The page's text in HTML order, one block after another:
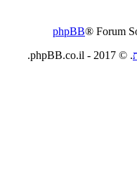
phpBB® Forum
. © 2017 - phpBB.co.il.